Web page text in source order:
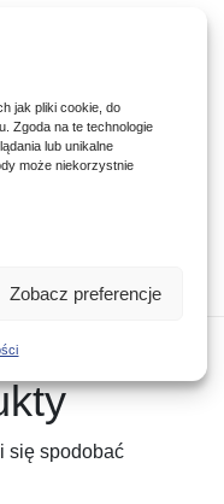
jak pliki cookie, do
Zgoda na te technologie
lub unikalne
może niekorzystnie
Zobacz preferencje
się spodobać